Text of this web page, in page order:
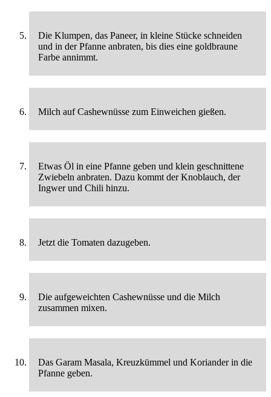
Die Klumpen, das Paneer, in kleine Stücke schneiden
und in der Pfanne anbraten, bis dies eine goldbraune
Farbe annimmt.
Milch auf Cashewnüsse zum Einweichen gießen.
Etwas Öl in eine Pfanne geben und klein geschnittene
Zwiebeln anbraten. Dazu kommt der Knoblauch, der
Ingwer und Chili hinzu.
Jetzt die Tomaten dazugeben.
Die aufgeweichten Cashewnüsse und die Milch
zusammen mixen.
Das Garam Masala, Kreuzkümmel und Koriander in die
Pfanne geben.